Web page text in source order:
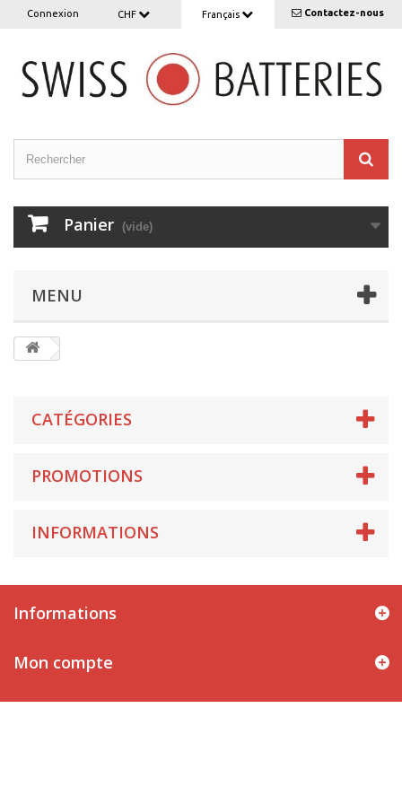
Contactez-nous
Français
CHF
Connexion
Panier (vide)
MENU
CATÉGORIES
PROMOTIONS
INFORMATIONS
Informations
Mon compte